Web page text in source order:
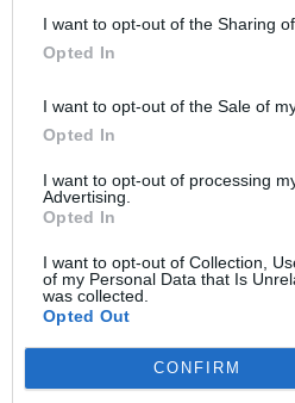
I want to opt-out of the Sharing
Opted In
I want to opt-out of the Sale of
Opted In
I want to opt-out of processing
Advertising.
Opted In
I want to opt-out of Collection,
of my Personal Data that Is
was collected.
Opted Out
CONFIRM
hogy annak illata bekússzon a
lépés távolságot és úgy tett,
azonban ravaszabb volt a
eszébe jutott, hogy talán
fél év alatt hol egy sálat, hol
hálás az órákért, és szeretné
mosollyal.
ne hozzon semmit, de a nőt
ő annál hevesebben kapott
fiatalabb férfi után
idősebb volt,